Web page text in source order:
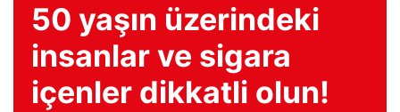
50 yaşın üzerindeki
insanlar ve sigara
içenler dikkatli olun!